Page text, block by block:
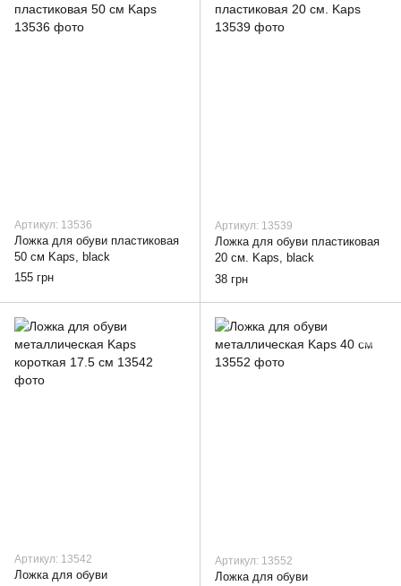
Артикул: 13536
Ложка для обуви пластиковая
50 см Kaps, black
155 грн
Артикул: 13539
Ложка для обуви пластиковая
20 см. Kaps, black
38 грн
Артикул: 13542
Ложка для обуви
Артикул: 13552
Ложка для обуви